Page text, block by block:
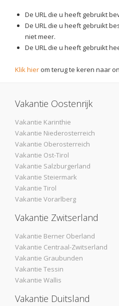
De URL die u heeft gebruikt
De URL die u heeft gebruikt
niet meer.
De URL die u heeft gebruikt
Klik hier om terug te keren naar
Vakantie Oostenrijk
Vakantie Karinthie
Vakantie Niederosterreich
Vakantie Oberosterreich
Vakantie Ost-Tirol
Vakantie Salzburgerland
Vakantie Steiermark
Vakantie Tirol
Vakantie Vorarlberg
Vakantie Zwitserland
Vakantie Berner Oberland
Vakantie Centraal-Zwitserland
Vakantie Graubunden
Vakantie Tessin
Vakantie Wallis
Vakantie Duitsland